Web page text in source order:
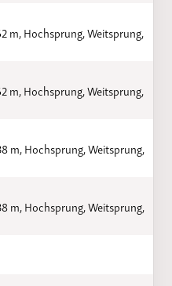
m, Hochsprung, Weitsprung,
m, Hochsprung, Weitsprung,
m, Hochsprung, Weitsprung,
m, Hochsprung, Weitsprung,